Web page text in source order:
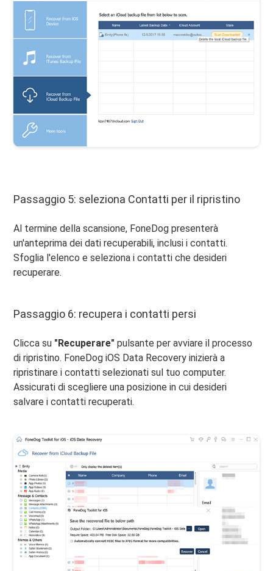
Passaggio 5: seleziona Contatti per il ripristino
Al termine della scansione, FoneDog presenterà
un'anteprima dei dati recuperabili, inclusi i contatti.
Sfoglia l'elenco e seleziona i contatti che desideri
recuperare.
Passaggio 6: recupera i contatti persi
Clicca su "Recuperare" pulsante per avviare il processo
di ripristino. FoneDog iOS Data Recovery inizierà a
ripristinare i contatti selezionati sul tuo computer.
Assicurati di scegliere una posizione in cui desideri
salvare i contatti recuperati.